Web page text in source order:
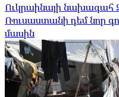
Ուկրաինայի նախագահ
Ռուսաստանի դեմ նոր
մասին